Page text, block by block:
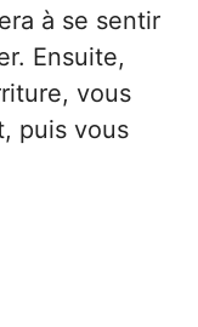
à se sentir
Ensuite,
vous
puis vous